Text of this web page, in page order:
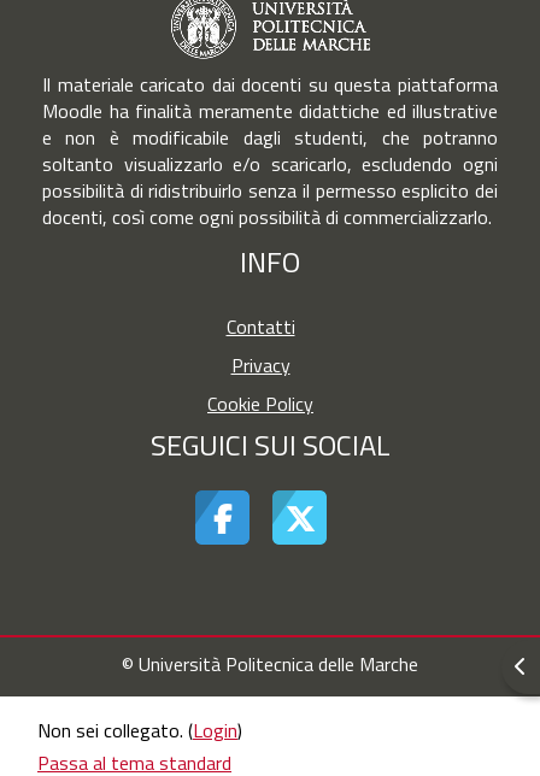
Il materiale caricato dai docenti su questa piattaforma
Moodle ha finalità meramente didattiche ed illustrative
e non è modificabile dagli studenti, che potranno
soltanto visualizzarlo e/o scaricarlo, escludendo ogni
possibilità di ridistribuirlo senza il permesso esplicito dei
docenti, così come ogni possibilità di commercializzarlo.
INFO
Contatti
Privacy
Cookie Policy
SEGUICI SUI SOCIAL
© Università Politecnica delle Marche
Non sei collegato. (Login)
Passa al tema standard